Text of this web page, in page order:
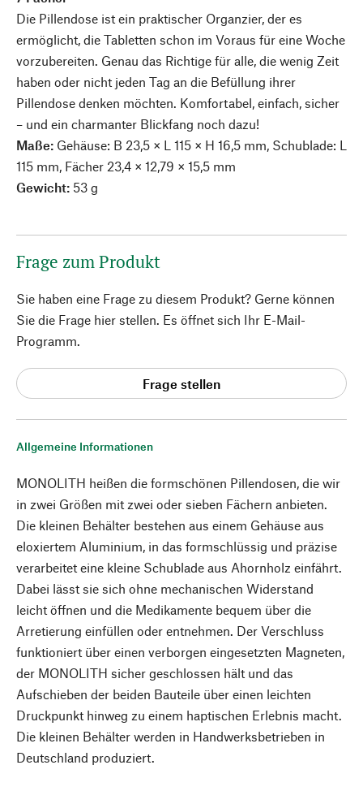
Allgemeine Informationen
MONOLITH heißen die formschönen Pillendosen, die wir
in zwei Größen mit zwei oder sieben Fächern anbieten.
Die kleinen Behälter bestehen aus einem Gehäuse aus
eloxiertem Aluminium, in das formschlüssig und präzise
verarbeitet eine kleine Schublade aus Ahornholz einfährt.
Dabei lässt sie sich ohne mechanischen Widerstand
leicht öffnen und die Medikamente bequem über die
Arretierung einfüllen oder entnehmen. Der Verschluss
funktioniert über einen verborgen eingesetzten Magneten,
der MONOLITH sicher geschlossen hält und das
Aufschieben der beiden Bauteile über einen leichten
Druckpunkt hinweg zu einem haptischen Erlebnis macht.
Die kleinen Behälter werden in Handwerksbetrieben in
Deutschland produziert.
Die Pillendose ist ein praktischer Organzier, der es
ermöglicht, die Tabletten schon im Voraus für eine Woche
vorzubereiten. Genau das Richtige für alle, die wenig Zeit
haben oder nicht jeden Tag an die Befüllung ihrer
Pillendose denken möchten. Komfortabel, einfach, sicher
– und ein charmanter Blickfang noch dazu!
Maße: Gehäuse: B 23,5 × L 115 × H 16,5 mm, Schublade: L
115 mm, Fächer 23,4 × 12,79 × 15,5 mm
Gewicht: 53 g
Frage zum Produkt
Sie haben eine Frage zu diesem Produkt? Gerne können
Sie die Frage hier stellen. Es öffnet sich Ihr E-Mail-
Programm.
Frage stellen